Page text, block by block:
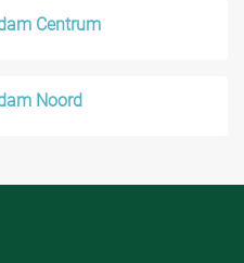
Centrum
Noord